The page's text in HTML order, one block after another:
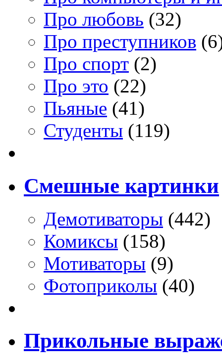
Про любовь (32)
Про преступников
Про спорт (2)
Про это (22)
Пьяные (41)
Студенты (119)
Смешные картинки
Демотиваторы (442)
Комиксы (158)
Мотиваторы (9)
Фотоприколы (40)
Прикольные